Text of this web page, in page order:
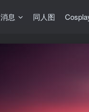
消息 同人图